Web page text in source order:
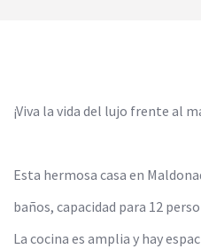
¡Viva la vida del lujo frente al
Esta hermosa casa en
baños, capacidad para 12
La cocina es amplia y hay